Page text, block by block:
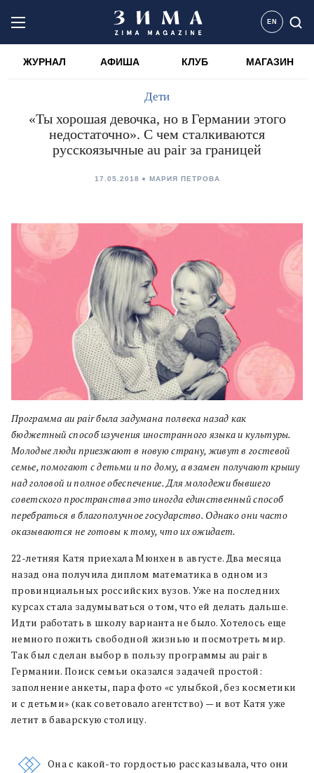
EN
ЖУРНАЛ АФИША КЛУБ МАГАЗИН
Дети
«Ты хорошая девочка, но в Германии этого
недостаточно». С чем сталкиваются
русскоязычные au pair за границей
17.05.2018 МАРИЯ ПЕТРОВА
Программа аu pair была задумана полвека назад как
бюджетный способ изучения иностранного языка и культуры.
Молодые люди приезжают в новую страну, живут в гостевой
семье, помогают с детьми и по дому, а взамен получают крышу
над головой и полное обеспечение. Для молодежи бывшего
советского пространства это иногда единственный способ
перебраться в благополучное государство. Однако они часто
оказываются не готовы к тому, что их ожидает.
22-летняя Катя приехала Мюнхен в августе. Два месяца
назад она получила диплом математика в одном из
провинциальных российских вузов. Уже на последних
курсах стала задумываться о том, что ей делать дальше.
Идти работать в школу варианта не было. Хотелось еще
немного пожить свободной жизнью и посмотреть мир.
Так был сделан выбор в пользу программы au pair в
Германии. Поиск семьи оказался задачей простой:
заполнение анкеты, пара фото «с улыбкой, без косметики
и с детьми» (как советовало агентство) — и вот Катя уже
летит в баварскую столицу.
Она с какой-то гордостью рассказывала, что они